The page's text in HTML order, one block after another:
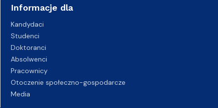
Informacje dla
Kandydaci
Studenci
Doktoranci
Absolwenci
Pracownicy
Otoczenie społeczno-gospodarcze
Media